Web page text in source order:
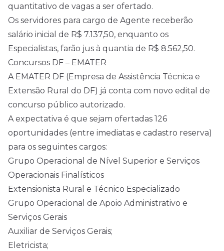
quantitativo de vagas a ser ofertado.
Os servidores para cargo de Agente receberão
salário inicial de R$ 7.137,50, enquanto os
Especialistas, farão jus à quantia de R$ 8.562,50.
Concursos DF – EMATER
A EMATER DF (Empresa de Assistência Técnica e
Extensão Rural do DF) já conta com novo edital de
concurso público autorizado.
A expectativa é que sejam ofertadas 126
oportunidades (entre imediatas e cadastro reserva)
para os seguintes cargos:
Grupo Operacional de Nível Superior e Serviços
Operacionais Finalísticos
Extensionista Rural e Técnico Especializado
Grupo Operacional de Apoio Administrativo e
Serviços Gerais
Auxiliar de Serviços Gerais;
Eletricista;